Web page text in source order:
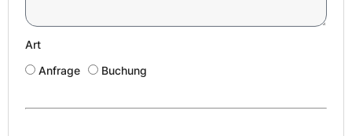
Art
Anfrage
Buchung